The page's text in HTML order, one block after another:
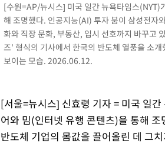
[수원=AP/뉴시스] 미국 일간 뉴욕타임스(NYT)
해 조명했다. 인공지능(AI) 투자 붐이 삼성전자
화와 직장 문화, 부동산, 입시 선호까지 바꾸고
즈' 형식의 기사에서 한국의 반도체 열풍을 소
보이는 모습. 2026.06.12.
[서울=뉴시스] 신효령 기자 = 미국 일
어와 밈(인터넷 유행 콘텐츠)을 통해
반도체 기업의 몸값을 끌어올린 데 그